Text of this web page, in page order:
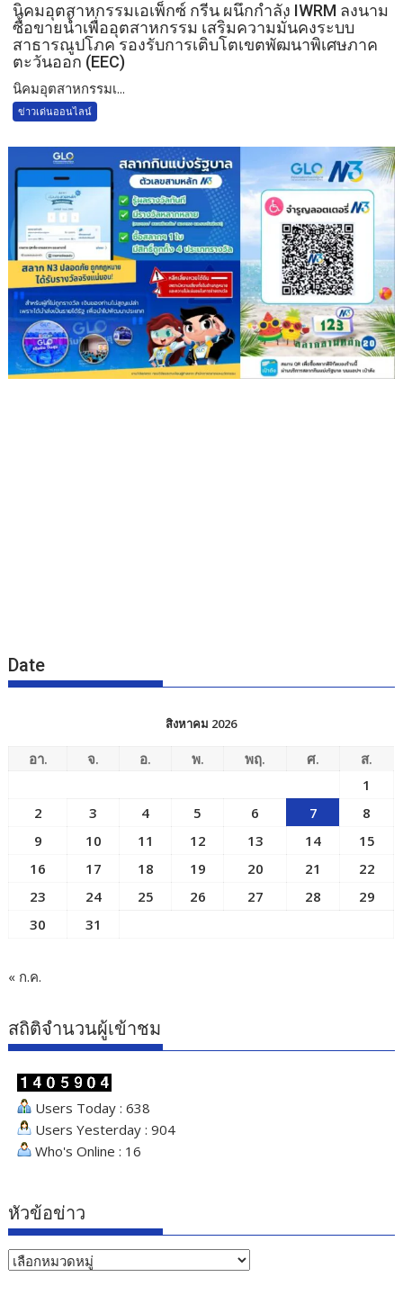
​นิคมอุตสาหกรรมเอเพ็กซ์ กรีน ผนึกกำลัง IWRM ลงนาม
ซื้อขายน้ำเพื่ออุตสาหกรรม เสริมความมั่นคงระบบ
สาธารณูปโภค รองรับการเติบโตเขตพัฒนาพิเศษภาค
ตะวันออก (EEC)
​นิคมอุตสาหกรรมเ...
ข่าวเด่นออนไลน์
Date
สิงหาคม 2026
อา. จ. อ. พ. พฤ. ศ.
ส.
1
2
3 4 5 6 7
8
9
10 11 12 13 14
15
16
17 18 19 20 21
22
23
24 25 26 27 28
29
30
31
« ก.ค.
สถิติจำนวนผู้เข้าชม
Users Today : 638
Users Yesterday : 904
Who's Online : 16
หัวข้อข่าว
หัวข้อ